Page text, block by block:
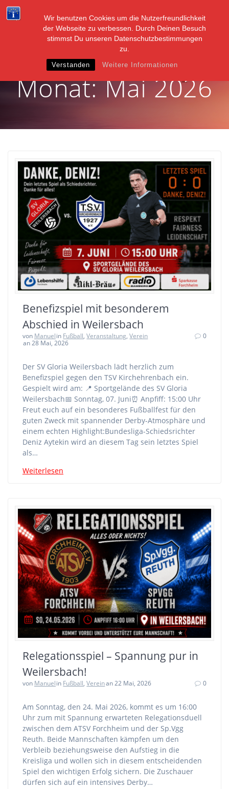
Wir benutzen Cookies um die Nutzerfreundlichkeit
der Webseite zu verbessen. Durch Deinen Besuch
stimmst Du unseren Datenschutzbestimmungen
zu.
Verstanden Weitere Informationen
Inhalt
springen
Monat:Mai 2026
Benefizspiel mit besonderem
Abschied in Weilersbach
von Manuelin Fußball,Veranstaltung,Verein
an 28 Mai, 2026
0
Der SV Gloria Weilersbach lädt herzlich zum
Benefizspiel gegen den TSV Kirchehrenbach ein.
Gespielt wird am: 📍 Sportgelände des SV Gloria
Weilersbach📅 Sonntag, 07. Juni⏰ Anpfiff: 15:00 Uhr
Freut euch auf ein besonderes Fußballfest für den
guten Zweck mit spannender Derby-Atmosphäre und
einem echten Highlight:Bundesliga-Schiedsrichter
Deniz Aytekin wird an diesem Tag sein letztes Spiel
als…
Weiterlesen
Relegationsspiel – Spannung pur in
Weilersbach!
von Manuelin Fußball,Vereinan 22 Mai, 2026 0
Am Sonntag, den 24. Mai 2026, kommt es um 16:00
Uhr zum mit Spannung erwarteten Relegationsduell
zwischen dem ATSV Forchheim und der Sp.Vgg
Reuth. Beide Mannschaften kämpfen um den
Verbleib beziehungsweise den Aufstieg in die
Kreisliga und wollen sich in diesem entscheidenden
Spiel den wichtigen Erfolg sichern. Die Zuschauer
dürfen sich auf ein intensives Derby…